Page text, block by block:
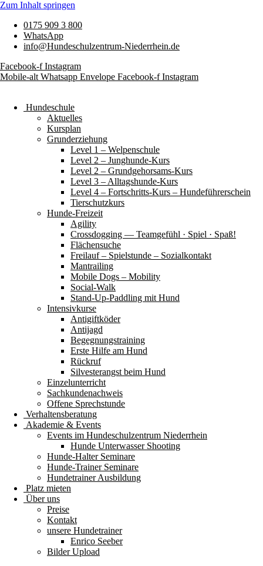
Zum Inhalt springen
0175 909 3 800
WhatsApp
info@Hundeschulzentrum-Niederrhein.de
Facebook-f Instagram
Mobile-alt Whatsapp Envelope Facebook-f Instagram
Hundeschule
Aktuelles
Kursplan
Grunderziehung
Level 1 – Welpenschule
Level 2 – Junghunde-Kurs
Level 2 – Grundgehorsams-Kurs
Level 3 – Alltagshunde-Kurs
Level 4 – Fortschritts-Kurs – Hundeführerschein
Tierschutzkurs
Hunde-Freizeit
Agility
Crossdogging — Teamgefühl · Spiel · Spaß!
Flächensuche
Freilauf – Spielstunde – Sozialkontakt
Mantrailing
Mobile Dogs – Mobility
Social-Walk
Stand-Up-Paddling mit Hund
Intensivkurse
Antigiftköder
Antijagd
Begegnungstraining
Erste Hilfe am Hund
Rückruf
Silvesterangst beim Hund
Einzelunterricht
Sachkundenachweis
Offene Sprechstunde
Verhaltensberatung
Akademie & Events
Events im Hundeschulzentrum Niederrhein
Hunde Unterwasser Shooting
Hunde-Halter Seminare
Hunde-Trainer Seminare
Hundetrainer Ausbildung
Platz mieten
Über uns
Preise
Kontakt
unsere Hundetrainer
Enrico Seeber
Bilder Upload